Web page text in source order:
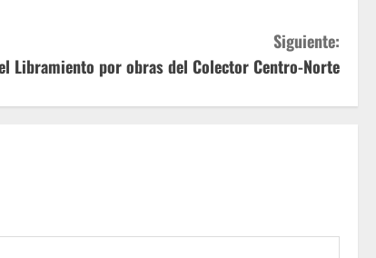
Siguiente:
Libramiento por obras del Colector Centro-Norte